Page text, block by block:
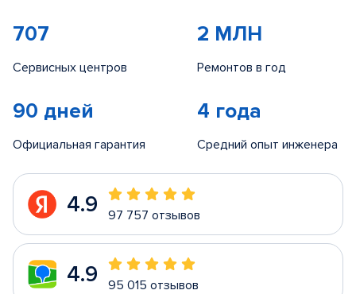
707
Сервисных центров
2 МЛН
Ремонтов в год
90 дней
Официальная гарантия
4 года
Средний опыт инженера
4.9 97 757 отзывов
4.9 95 015 отзывов